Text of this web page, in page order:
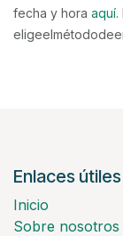
fecha y hora aquí.
Enlaces útiles
Inicio
Sobre nosotros